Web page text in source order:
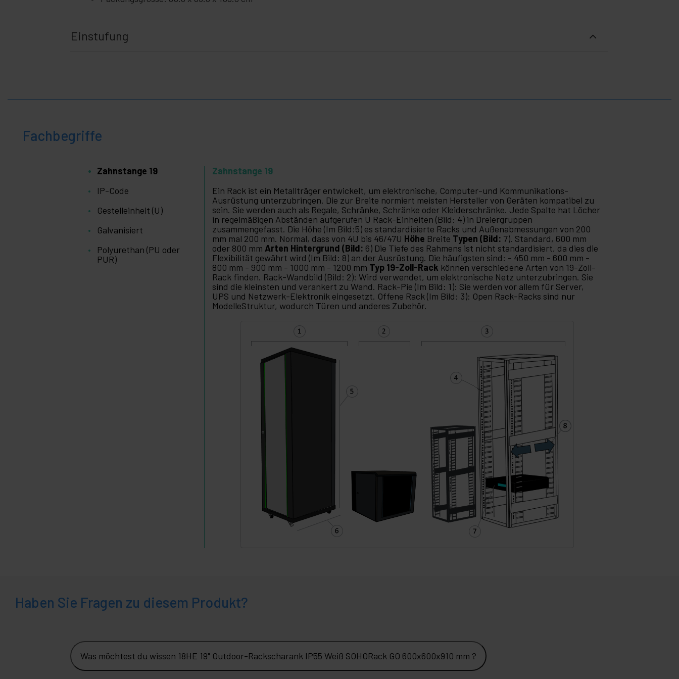
Einstufung
Fachbegriffe
Zahnstange 19
IP-Code
Gestelleinheit (U)
Galvanisiert
Polyurethan (PU oder
PUR)
Zahnstange 19
Ein Rack ist ein Metallträger entwickelt, um elektronische, Computer-und Kommunikations-
Ausrüstung unterzubringen. Die zur Breite normiert meisten Hersteller von Geräten kompatibel zu
sein. Sie werden auch als Regale, Schränke, Schränke oder Kleiderschränke. Jede Spalte hat Löcher
in regelmäßigen Abständen aufgerufen U Rack-Einheiten (Bild: 4) in Dreiergruppen
zusammengefasst. Die Höhe (Im Bild:5) es standardisierte Racks und Außenabmessungen von 200
mm mal 200 mm. Normal, dass von 4U bis 46/47U Höhe Breite Typen (Bild: 7). Standard, 600 mm
oder 800 mm Arten Hintergrund (Bild: 6) Die Tiefe des Rahmens ist nicht standardisiert, da dies die
Flexibilität gewährt wird (Im Bild: 8) an der Ausrüstung. Die häufigsten sind: - 450 mm - 600 mm -
800 mm - 900 mm - 1000 mm - 1200 mm Typ 19-Zoll-Rack können verschiedene Arten von 19-Zoll-
Rack finden. Rack-Wandbild (Bild: 2): Wird verwendet, um elektronische Netz unterzubringen. Sie
sind die kleinsten und verankert zu Wand. Rack-Pie (Im Bild: 1): Sie werden vor allem für Server,
UPS und Netzwerk-Elektronik eingesetzt. Offene Rack (Im Bild: 3): Open Rack-Racks sind nur
ModelleStruktur, wodurch Türen und anderes Zubehör.
Haben Sie Fragen zu diesem Produkt?
Was möchtest du wissen 18HE 19" Outdoor-Rackscharank IP55 Weiß SOHORack GO 600x600x910 mm ?